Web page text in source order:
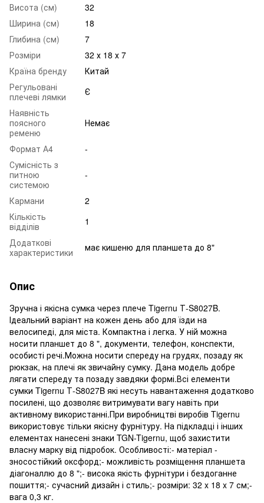
Висота (см)
32
Ширина (см)
18
Глибина (см)
7
Розміри
32 х 18 х 7
Країна бренду
Китай
Регульовані
плечеві лямки
Є
Наявність
поясного
ременю
Немає
Формат А4
-
Сумісність з
питною
системою
-
Кармани
2
Кількість
відділів
1
Додаткові
характеристики
має кишеню для планшета до 8"
Опис
Зручна і якісна сумка через плече Tigernu Т-S8027B.
Ідеальний варіант на кожен день або для їзди на
велосипеді, для міста. Компактна і легка. У ній можна
носити планшет до 8 ", документи, телефон, конспекти,
особисті речі.Можна носити спереду на грудях, позаду як
рюкзак, на плечі як звичайну сумку. Дана модель добре
лягати спереду та позаду завдяки формі.Всі елементи
сумки Tigernu Т-S8027B які несуть навантаження додатково
посилені, що дозволяє витримувати вагу навіть при
активному використанні.При виробництві виробів Tigernu
використовує тільки якісну фурнітуру. На підкладці і інших
елементах нанесені знаки TGN-Tigernu, щоб захистити
власну марку від підробок. Особливості:- матеріал -
зносостійкий оксфорд;- можливість розміщення планшета
діагоналлю до 8 ";- висока якість фурнітури і бездоганне
пошиття;- сучасний дизайн і стиль;- розміри: 32 x 18 x 7 см;-
вага 0,3 кг.